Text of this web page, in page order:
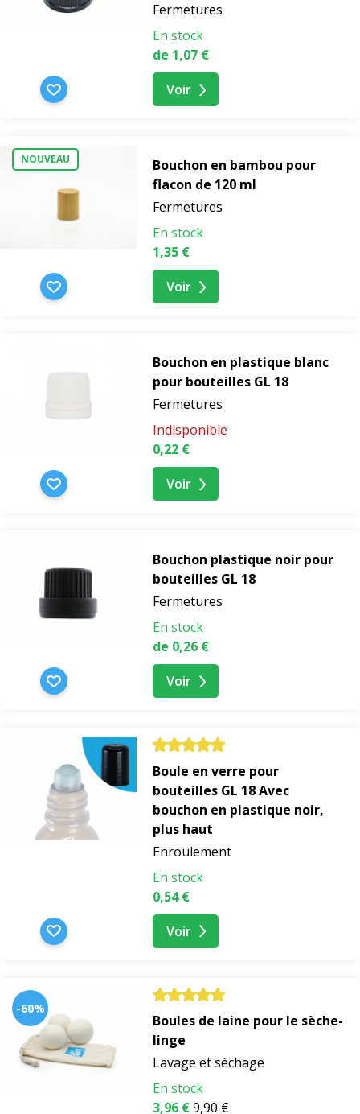
Fermetures
En stock
de 1,07 €
Voir
NOUVEAU
Bouchon en bambou pour
flacon de 120 ml
Fermetures
En stock
1,35 €
Voir
Bouchon en plastique blanc
pour bouteilles GL 18
Fermetures
Indisponible
0,22 €
Voir
Bouchon plastique noir pour
bouteilles GL 18
Fermetures
En stock
de 0,26 €
Voir
Boule en verre pour
bouteilles GL 18 Avec
bouchon en plastique noir,
plus haut
Enroulement
En stock
0,54 €
Voir
-60%
Boules de laine pour le sèche-
linge
Lavage et séchage
En stock
3,96 €9,90 €